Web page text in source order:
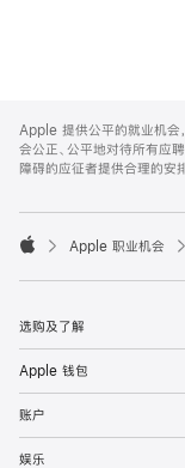
Footer
Apple 提供公平的就业机会
会公正、公平地对待所有应
障碍的应征者提供合理的安排

Apple 职业机会
选购及了解
Apple 钱包
账户
娱乐